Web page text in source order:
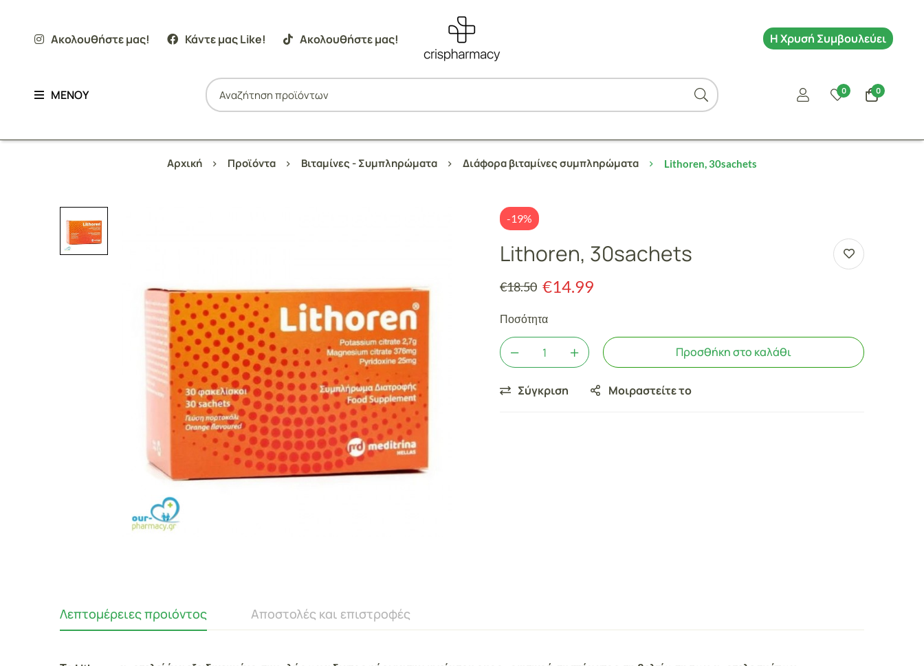
ΜΕΝΟΥ 0 0
Ακολουθήστε μας! Κάντε μας Like! Ακολουθήστε μας! Η Χρυσή Συμβουλεύει
Αρχική Προϊόντα Βιταμίνες - Συμπληρώματα Διάφορα βιταμίνες συμπληρώματα Lithoren, 30sachets
-19%
Lithoren, 30sachets
€18.50 €14.99
Ποσότητα
Προσθήκη στο καλάθι
Σύγκριση Μοιραστείτε το
Λεπτομέρειες προιόντος Αποστολές και επιστροφές